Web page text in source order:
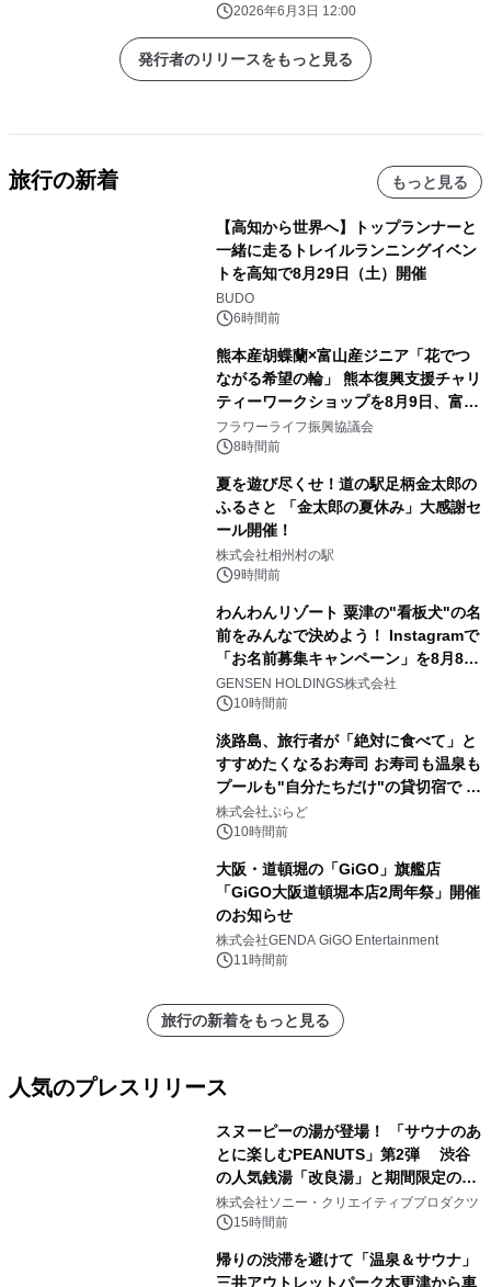
2026年6月3日 12:00
発行者のリリースをもっと見る
旅行の新着 もっと見る
【高知から世界へ】トップランナーと
一緒に走るトレイルランニングイベン
トを高知で8月29日（土）開催
BUDO
6時間前
熊本産胡蝶蘭×富山産ジニア「花でつ
ながる希望の輪」 熊本復興支援チャリ
ティーワークショップを8月9日、富
山・射水で開催
フラワーライフ振興協議会
8時間前
夏を遊び尽くせ！道の駅足柄金太郎の
ふるさと 「金太郎の夏休み」大感謝セ
ール開催！
株式会社相州村の駅
9時間前
わんわんリゾート 粟津の"看板犬"の名
前をみんなで決めよう！ Instagramで
「お名前募集キャンペーン」を8月8日
(土)より開催
GENSEN HOLDINGS株式会社
10時間前
淡路島、旅行者が「絶対に食べて」と
すすめたくなるお寿司 お寿司も温泉も
プールも"自分たちだけ"の貸切宿で 1
日1組限定「岩屋温泉 絵島別庭 海と
森」の握り寿司プラン
株式会社ぷらど
10時間前
大阪・道頓堀の「GiGO」旗艦店
「GiGO大阪道頓堀本店2周年祭」開催
のお知らせ
株式会社GENDA GiGO Entertainment
11時間前
旅行の新着をもっと見る
人気のプレスリリース
スヌーピーの湯が登場！ 「サウナのあ
とに楽しむPEANUTS」第2弾 渋谷
の人気銭湯「改良湯」と期間限定のコ
ラボレーション サウナイキタイコラ
ボグッズも発売決定！
株式会社ソニー・クリエイティブプロダクツ
15時間前
帰りの渋滞を避けて「温泉＆サウナ」
三井アウトレットパーク木更津から車